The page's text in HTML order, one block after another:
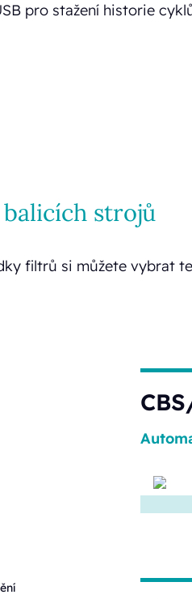
pro stažení historie
strojů
filtrů si můžete vybrat